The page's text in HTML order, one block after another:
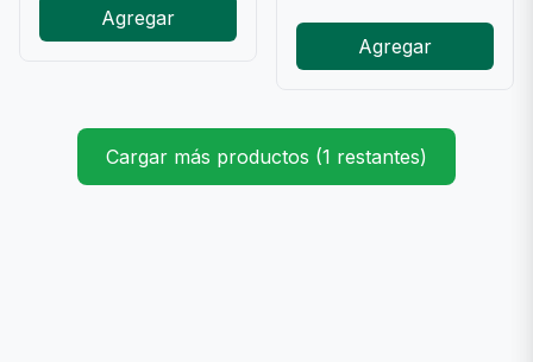
Agregar
Agregar
Cargar más productos (1 restantes)